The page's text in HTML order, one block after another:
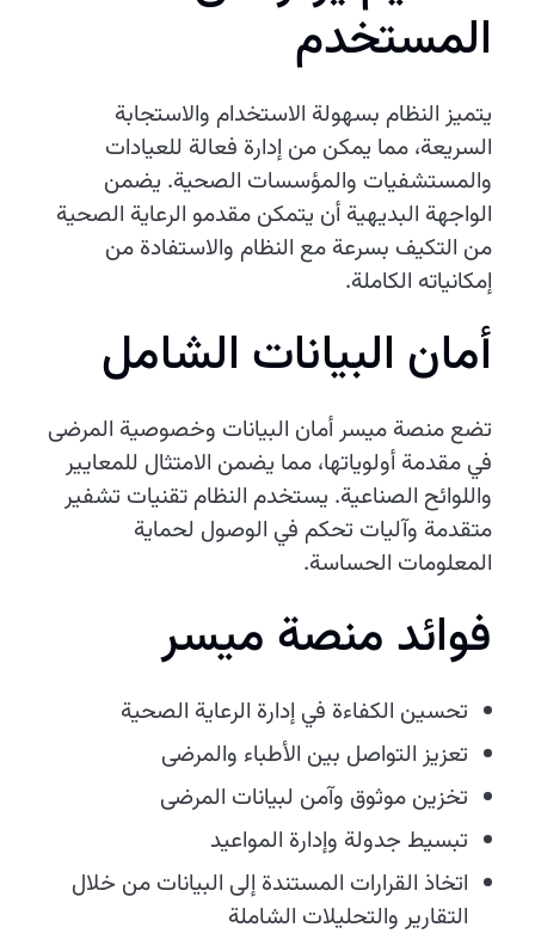
المستخدم
يتميز النظام بسهولة الاستخدام والاستجابة
السريعة، مما يمكن من إدارة فعالة للعيادات
والمستشفيات والمؤسسات الصحية. يضمن
الواجهة البديهية أن يتمكن مقدمو الرعاية الصحية
من التكيف بسرعة مع النظام والاستفادة من
إمكانياته الكاملة.
أمان البيانات الشامل
تضع منصة ميسر أمان البيانات وخصوصية المرضى
في مقدمة أولوياتها، مما يضمن الامتثال للمعايير
واللوائح الصناعية. يستخدم النظام تقنيات تشفير
متقدمة وآليات تحكم في الوصول لحماية
المعلومات الحساسة.
فوائد منصة ميسر
تحسين الكفاءة في إدارة الرعاية الصحية
تعزيز التواصل بين الأطباء والمرضى
تخزين موثوق وآمن لبيانات المرضى
تبسيط جدولة وإدارة المواعيد
اتخاذ القرارات المستندة إلى البيانات من خلال
التقارير والتحليلات الشاملة